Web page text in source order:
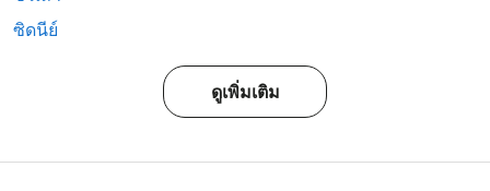
ซิดนีย์
ดูเพิ่มเติม